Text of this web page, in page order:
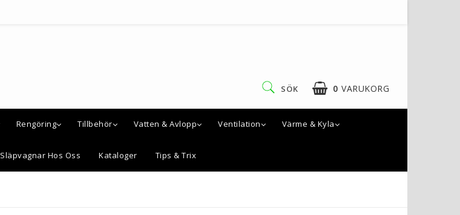
0 VARUKORG
SÖK
Rengöring Tillbehör Vatten & Avlopp Ventilation Värme & Kyla
Släpvagnar Hos Oss Kataloger Tips & Trix